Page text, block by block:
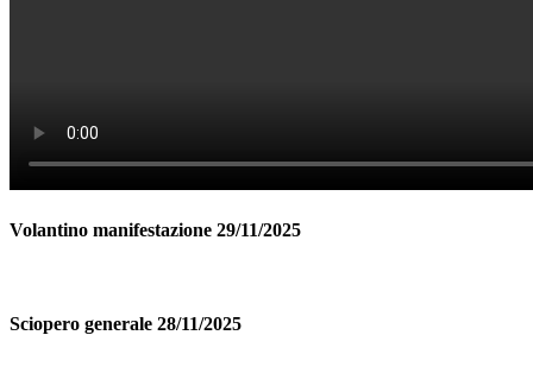
Volantino manifestazione 29/11/2025
Sciopero generale 28/11/2025